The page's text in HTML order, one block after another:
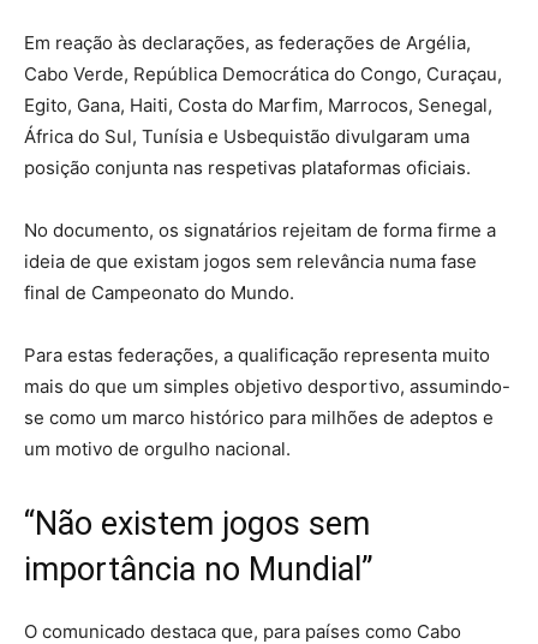
Em reação às declarações, as federações de Argélia,
Cabo Verde, República Democrática do Congo, Curaçau,
Egito, Gana, Haiti, Costa do Marfim, Marrocos, Senegal,
África do Sul, Tunísia e Usbequistão divulgaram uma
posição conjunta nas respetivas plataformas oficiais.
No documento, os signatários rejeitam de forma firme a
ideia de que existam jogos sem relevância numa fase
final de Campeonato do Mundo.
Para estas federações, a qualificação representa muito
mais do que um simples objetivo desportivo, assumindo-
se como um marco histórico para milhões de adeptos e
um motivo de orgulho nacional.
“Não existem jogos sem
importância no Mundial”
O comunicado destaca que, para países como Cabo